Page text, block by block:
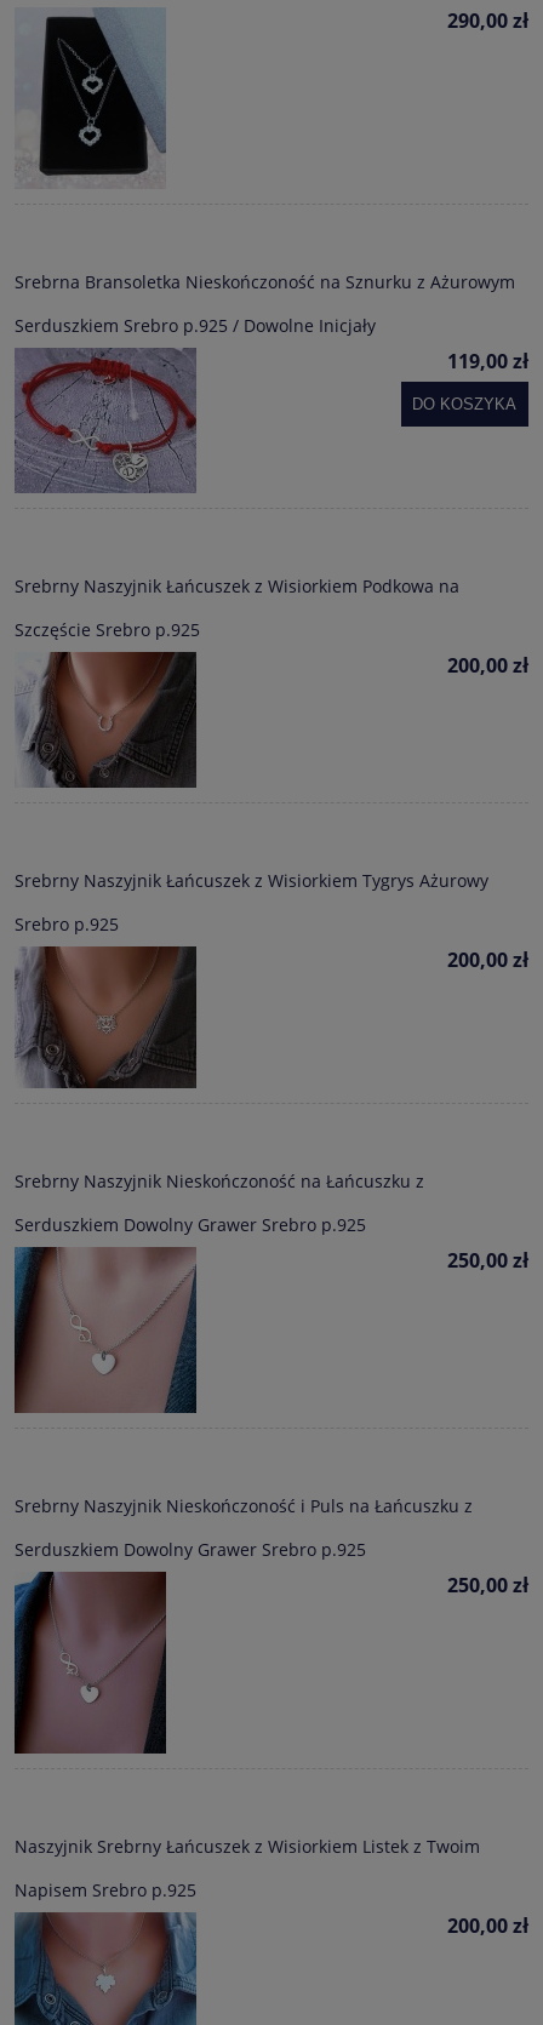
290,00 zł
Srebrna Bransoletka Nieskończoność na Sznurku z Ażurowym
Serduszkiem Srebro p.925 / Dowolne Inicjały
119,00 zł
DO KOSZYKA
Srebrny Naszyjnik Łańcuszek z Wisiorkiem Podkowa na
Szczęście Srebro p.925
200,00 zł
Srebrny Naszyjnik Łańcuszek z Wisiorkiem Tygrys Ażurowy
Srebro p.925
200,00 zł
Srebrny Naszyjnik Nieskończoność na Łańcuszku z
Serduszkiem Dowolny Grawer Srebro p.925
250,00 zł
Srebrny Naszyjnik Nieskończoność i Puls na Łańcuszku z
Serduszkiem Dowolny Grawer Srebro p.925
250,00 zł
Naszyjnik Srebrny Łańcuszek z Wisiorkiem Listek z Twoim
Napisem Srebro p.925
200,00 zł